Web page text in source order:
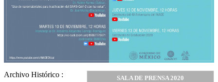
SALA DE PRENSA 2020
Archivo Histórico :